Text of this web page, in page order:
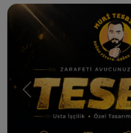
Muri Tesbih |